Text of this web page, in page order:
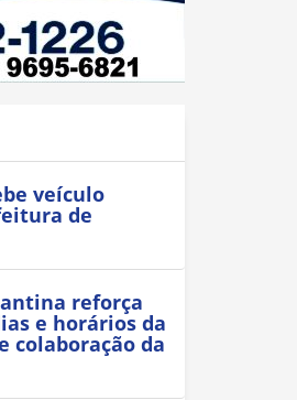
veículo
de
reforça
e horários da
colaboração da